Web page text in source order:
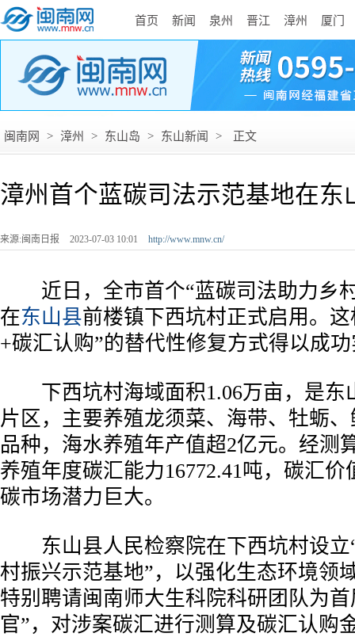
首页 新闻 泉州 晋江 漳州 厦门
闽南网 > 漳州 > 东山岛 > 东山新闻 > 正文
漳州首个蓝碳司法示范基地在东
来源:闽南日报 2023-07-03 10:01 http://www.mnw.cn/
近日，全市首个“蓝碳司法助力乡
在东山县前楼镇下西坑村正式启用。
+碳汇认购”的替代性修复方式得以成
下西坑村海域面积1.06万亩，是东
片区，主要养殖龙须菜、海带、牡蛎
品种，海水养殖年产值超2亿元。经测
养殖年度碳汇能力16772.41吨，碳汇价
碳市场潜力巨大。
东山县人民检察院在下西坑村设立
村振兴示范基地”，以强化生态环境领
特别聘请闽南师大生科院科研团队为
官”，对涉案碳汇进行测算及碳汇认购